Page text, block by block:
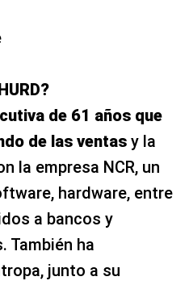
de 61 años que
de las ventas y la
la empresa NCR, un
hardware, entre
a bancos y
También ha
junto a su